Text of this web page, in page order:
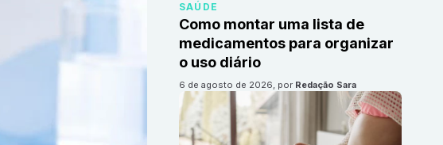
SAÚDE
Como montar uma lista de
medicamentos para organizar
o uso diário
6 de agosto de 2026, por Redação Sara